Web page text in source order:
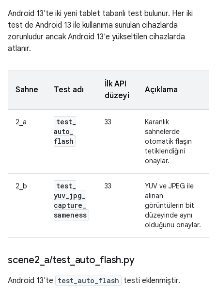
Android 13'te iki yeni tablet tabanlı test bulunur. Her iki
test de Android 13 ile kullanıma sunulan cihazlarda
zorunludur ancak Android 13'e yükseltilen cihazlarda
atlanır.
Sahne Test adı
İlk API
düzeyi
Açıklama
2_a test_
auto_
flash
33
Karanlık
sahnelerde
otomatik flaşın
tetiklendiğini
onaylar.
2_b test_
yuv_jpg_
capture_
sameness
33
YUV ve JPEG ile
alınan
görüntülerin bit
düzeyinde aynı
olduğunu onaylar.
scene2 a/test_ auto flash.py
Android 13'te test_auto_flash testi eklenmiştir.